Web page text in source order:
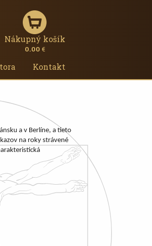
Nákupný košík
0.00 €
Kontakt
a v Berlíne, a tieto
na roky strávené